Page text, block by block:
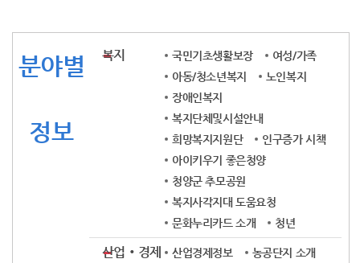
분야별
정보
복지 국민기초생활보장
여성/가족
아동/청소년복지
노인복지
장애인복지
복지단체및시설안내
희망복지지원단
인구증가 시책
아이키우기 좋은청양
청양군 추모공원
복지사각지대 도움요청
문화누리카드 소개
청년
산업‧경제 산업경제정보 농공단지 소개